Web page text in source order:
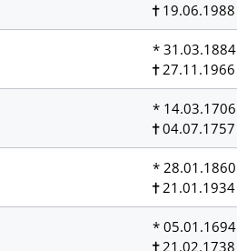
19.06.1988
* 31.03.1884
27.11.1966
* 14.03.1706
04.07.1757
* 28.01.1860
21.01.1934
* 05.01.1694
21.02.1738